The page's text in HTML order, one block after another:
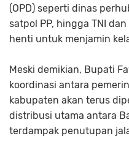
(OPD) seperti dinas
satpol PP, hingga TNI
henti untuk menjamin
Meski demikian, Bupati
koordinasi antara
kabupaten akan terus
distribusi utama antara
terdampak penutupan